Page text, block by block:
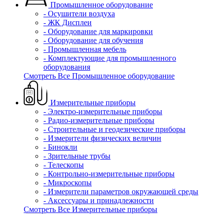
Промышленное оборудование
- Осушители воздуха
- ЖК Дисплеи
- Оборудование для маркировки
- Оборудование для обучения
- Промышленная мебель
- Комплектующие для промышленного
оборудования
Смотреть Все Промышленное оборудование
Измерительные приборы
- Электро-измерительные приборы
- Радио-измерительные приборы
- Строительные и геодезические приборы
- Измерители физических величин
- Бинокли
- Зрительные трубы
- Телескопы
- Контрольно-измерительные приборы
- Микроскопы
- Измерители параметров окружающей среды
- Аксессуары и принадлежности
Смотреть Все Измерительные приборы